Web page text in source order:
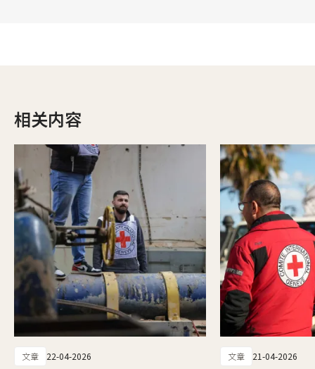
相关内容
文章 22-04-2026 文章 21-04-2026